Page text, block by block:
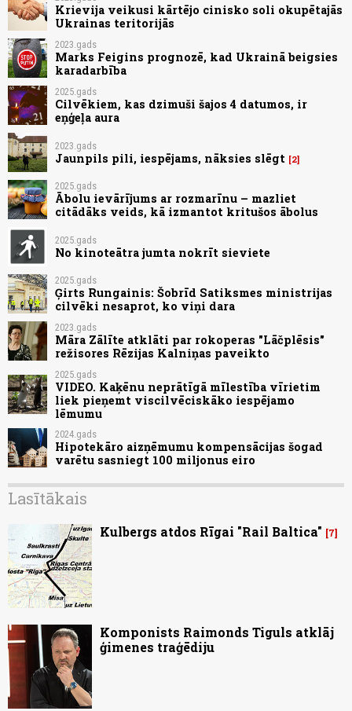
Krievija veikusi kārtējo cinisko soli okupētajās
Ukrainas teritorijās
2023.gads
Marks Feigins prognozē, kad Ukrainā beigsies
karadarbība
2025.gads
Cilvēkiem, kas dzimuši šajos 4 datumos, ir
eņģeļa aura
2023.gads
Jaunpils pili, iespējams, nāksies slēgt 2
2025.gads
Ābolu ievārījums ar rozmarīnu – mazliet
citādāks veids, kā izmantot kritušos ābolus
2025.gads
No kinoteātra jumta nokrīt sieviete
2025.gads
Ģirts Rungainis: Šobrīd Satiksmes ministrijas
cilvēki nesaprot, ko viņi dara
2023.gads
Māra Zālīte atklāti par rokoperas "Lāčplēsis"
režisores Rēzijas Kalniņas paveikto
2025.gads
VIDEO. Kaķēnu neprātīgā mīlestība vīrietim
liek pieņemt viscilvēciskāko iespējamo
lēmumu
2024.gads
Hipotekāro aizņēmumu kompensācijas šogad
varētu sasniegt 100 miljonus eiro
Lasītākais
Kulbergs atdos Rīgai "Rail Baltica" 7
Komponists Raimonds Tiguls atklāj
ģimenes traģēdiju